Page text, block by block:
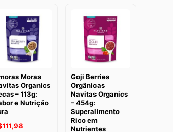
Moras
Organics
– 113g:
e Nutrição
111,98O
Goji Berries
Orgânicas
Navitas Organics
– 454g:
Superalimento
Rico em
Nutrientes